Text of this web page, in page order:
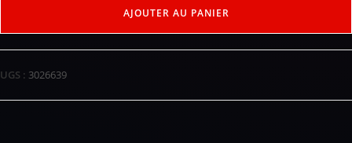
AJOUTER AU PANIER
UGS : 3026639